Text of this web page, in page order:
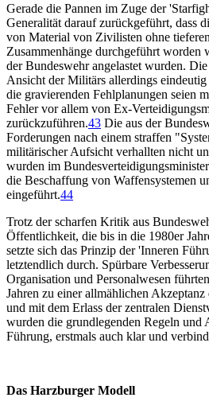
Gerade die Pannen im Zuge der
Generalität darauf zurückgeführt, dass
von Material von Zivilisten ohne
Zusammenhänge durchgeführt worden
der Bundeswehr angelastet wurden.
Ansicht der Militärs allerdings
die gravierenden Fehlplanungen seien
Fehler vor allem von Ex-
zurückzuführen.43 Die aus der
Forderungen nach einem straffen
militärischer Aufsicht verhallten nicht
wurden im
die Beschaffung von Waffensystemen
eingeführt.44
Trotz der scharfen Kritik aus
Öffentlichkeit, die bis in die 1980er
setzte sich das Prinzip der 'Inneren
letztendlich durch. Spürbare
Organisation und Personalwesen
Jahren zu einer allmählichen
und mit dem Erlass der zentralen
wurden die grundlegenden Regeln und
Führung, erstmals auch klar und
Das Harzburger Modell